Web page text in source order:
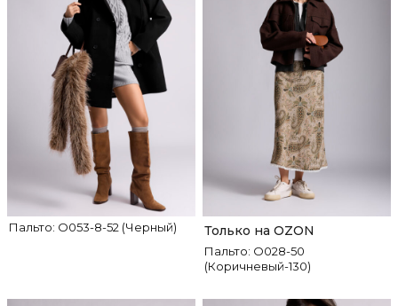
Пальто: О053-8-52 (Черный)
Пальто: О028-50
(Коричневый-130)
Только на OZON